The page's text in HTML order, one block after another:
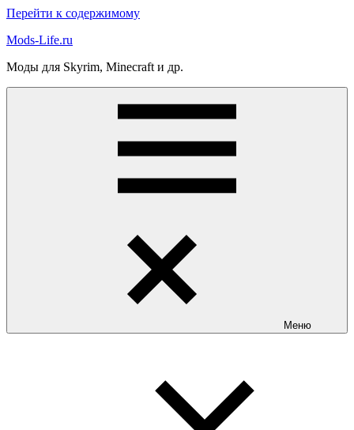
Перейти к содержимому
Mods-Life.ru
Моды для Skyrim, Minecraft и др.
Меню